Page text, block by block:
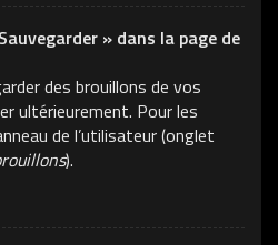
» dans la page de
des brouillons de vos
ultérieurement. Pour les
de l’utilisateur (onglet
).